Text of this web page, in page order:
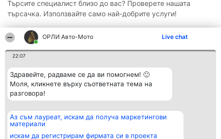
ОРЛИ Aвто-Mото Live chat
22:07
Здравейте, радваме се да ви помогнем! 🙂
Моля, кликнете върху съответната тема на
разговора!
Аз съм лауреат, искам да получа маркетингови
материали
искам да регистрирам фирмата си в проекта
Търсите специалист близо до вас? Проверете нашата
търсачка. Използвайте само най-добрите услуги!
Организатор на
класиране
Класация Контакти